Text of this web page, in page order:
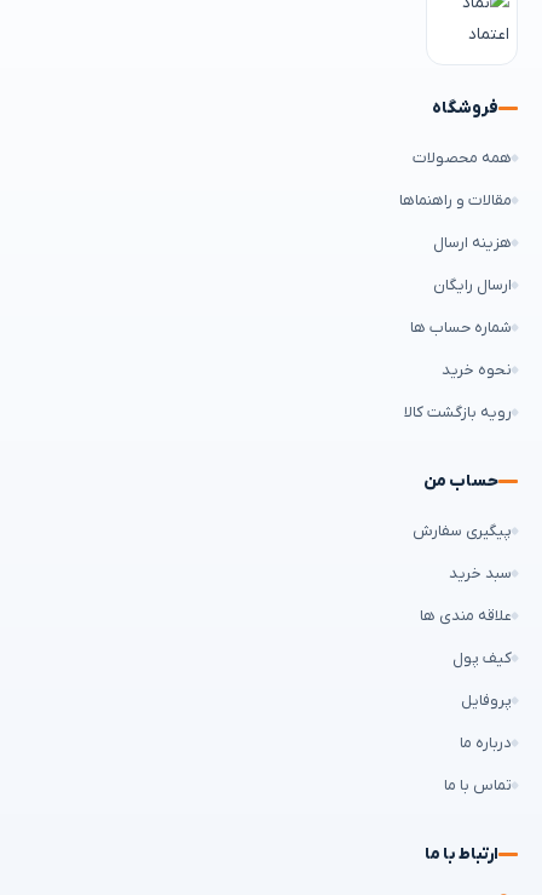
فروشگاه
همه محصولات
مقالات و راهنماها
هزینه ارسال
ارسال رایگان
شماره حساب ها
نحوه خرید
رویه بازگشت کالا
حساب من
پیگیری سفارش
سبد خرید
علاقه مندی ها
کیف پول
پروفایل
درباره ما
تماس با ما
ارتباط با ما